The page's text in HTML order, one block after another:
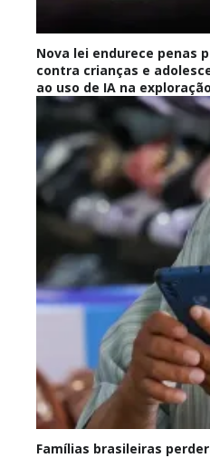
Nova lei endurece penas
contra crianças e
ao uso de IA na
Famílias brasileiras